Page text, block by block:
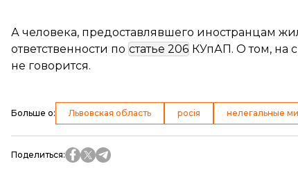
А человека, предоставлявшего иностранцам
ответственности по статье 206 КУпАП. О том, на
не говорится.
Больше о: Львовская область росія нелегальные
Поделиться: